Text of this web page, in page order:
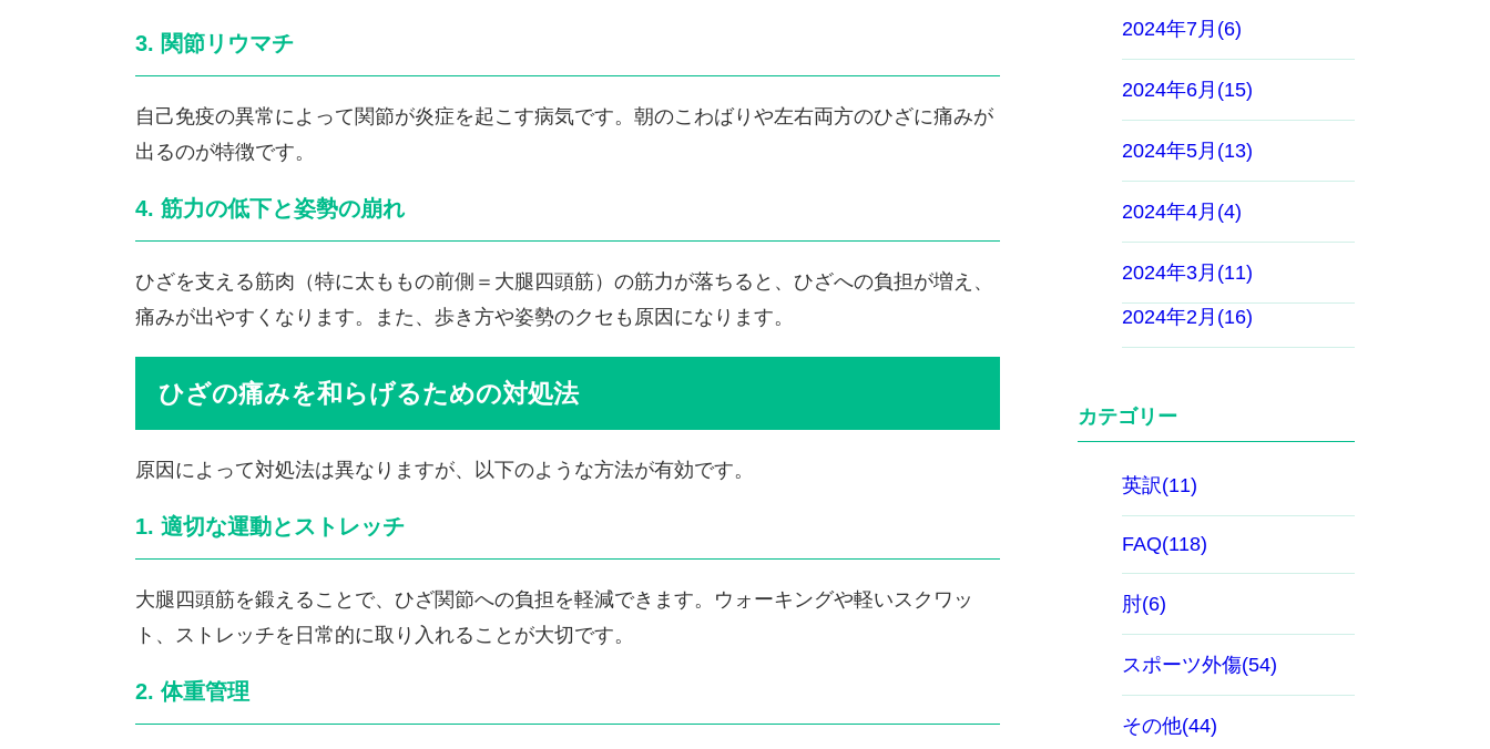
3. 関節リウマチ
自己免疫の異常によって関節が炎症を起こす病気です。朝のこわばりや左右両方のひざに痛みが
出るのが特徴です。
4. 筋力の低下と姿勢の崩れ
ひざを支える筋肉（特に太ももの前側＝大腿四頭筋）の筋力が落ちると、ひざへの負担が増え、
痛みが出やすくなります。また、歩き方や姿勢のクセも原因になります。
ひざの痛みを和らげるための対処法
原因によって対処法は異なりますが、以下のような方法が有効です。
1. 適切な運動とストレッチ
大腿四頭筋を鍛えることで、ひざ関節への負担を軽減できます。ウォーキングや軽いスクワッ
ト、ストレッチを日常的に取り入れることが大切です。
2. 体重管理
2024年7月(6)
2024年6月(15)
2024年5月(13)
2024年4月(4)
2024年3月(11)
2024年2月(16)
カテゴリー
英訳(11)
FAQ(118)
肘(6)
スポーツ外傷(54)
その他(44)